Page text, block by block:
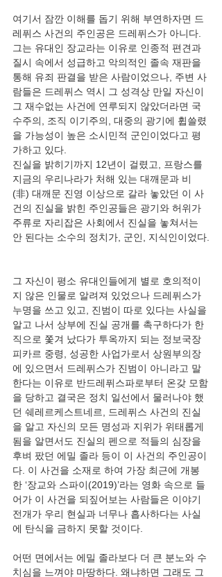
여기서 잠깐 이해를 돕기 위해 부연하자면 드
레퓌스 사건의 주인공은 드레퓌스가 아니다.
그는 유대인 장교라는 이유로 인종적 편견과
질시 속에서 성급하고 악의적인 졸속 재판을
통해 유죄 판결을 받은 사람이었으나, 주변 사
람들은 드레퓌스 역시 그 성격상 만일 자신이
그 재수없는 사건에 연루되지 않았더라면 국
수주의, 조직 이기주의, 대중의 광기에 휩쓸렸
을 가능성이 높은 소시민적 군인이었다고 평
가하고 있다.
진실을 밝히기까지 12년이 걸렸고, 프랑스를
지금의 우리나라가 처해 있는 대깨문과 비
(非) 대깨문 진영 이상으로 갈라 놓았던 이 사
건의 진실을 밝힌 주인공들은 광기와 허위가
주류로 자리잡은 사회에서 진실을 놓쳐서는
안 된다는 소수의 정치가, 군인, 지식인이었다.
그 자신이 평소 유대인들에게 별로 호의적이
지 않은 인물로 알려져 있었으나 드레퓌스가
누명을 쓰고 있고, 진범이 따로 있다는 사실을
알고 나서 상부에 진실 공개를 촉구하다가 한
직으로 쫓겨 났다가 투옥까지 되는 정보국장
피카르 중령, 성공한 사업가로서 상원부의장
에 있으면서 드레퓌스가 진범이 아니라고 말
한다는 이유로 반드레퓌스파로부터 온갖 모함
을 당하고 결국은 정치 일선에서 물러나야 했
던 쉐레르케스트네르, 드레퓌스 사건의 진실
을 알고 자신의 모든 명성과 지위가 위태롭게
됨을 알면서도 진실의 펜으로 적들의 심장을
후벼 팠던 에밀 졸라 등이 이 사건의 주인공이
다. 이 사건을 소재로 하여 가장 최근에 개봉
한 ‘장교와 스파이(2019)’라는 영화 속으로 들
어가 이 사건을 되짚어보는 사람들은 이야기
전개가 우리 현실과 너무나 흡사하다는 사실
에 탄식을 금하지 못할 것이다.
어떤 면에서는 에밀 졸라보다 더 큰 분노와 수
치심을 느껴야 마땅하다. 왜냐하면 그래도 그